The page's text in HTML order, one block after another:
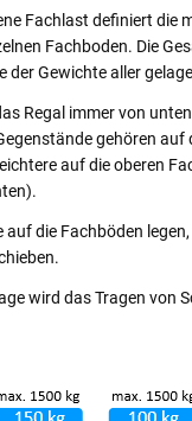
Fachlast definiert die
Fachboden. Die
der Gewichte aller
Regal immer von
gehören auf
auf die oberen
auf die Fachböden
wird das Tragen von